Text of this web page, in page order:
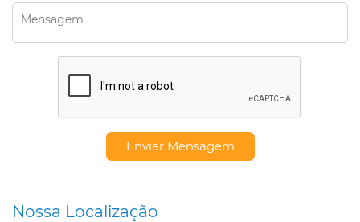
Nossa Localização